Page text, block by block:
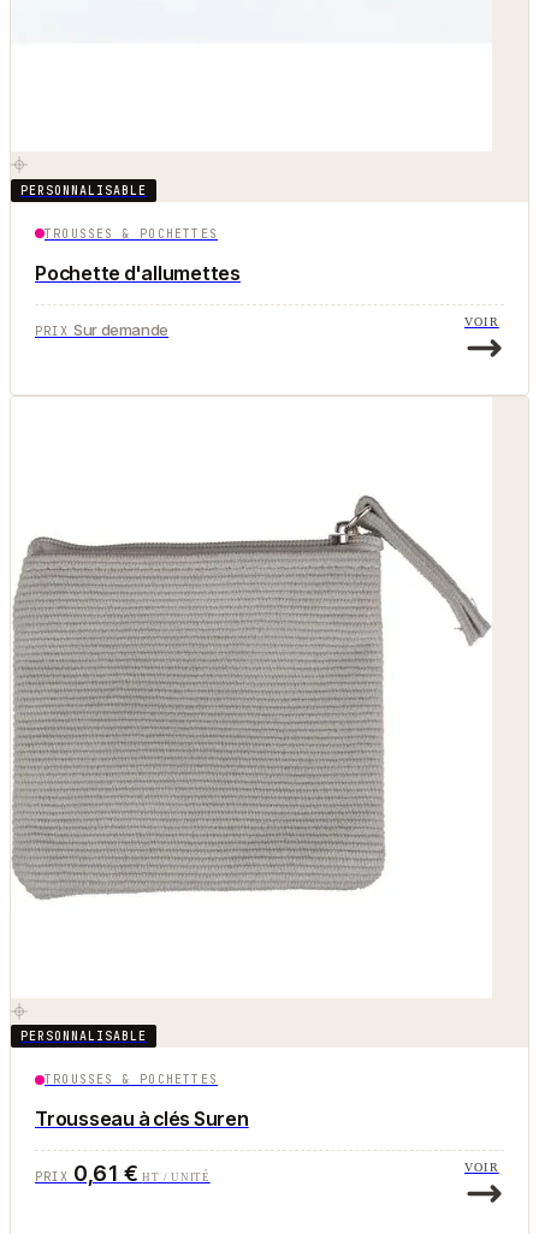
PERSONNALISABLE
TROUSSES & POCHETTES
Pochette d'allumettes
PRIX Sur demande VOIR
PERSONNALISABLE
TROUSSES & POCHETTES
Trousseau à clés Suren
PRIX 0,61 €HT / UNITÉ
VOIR